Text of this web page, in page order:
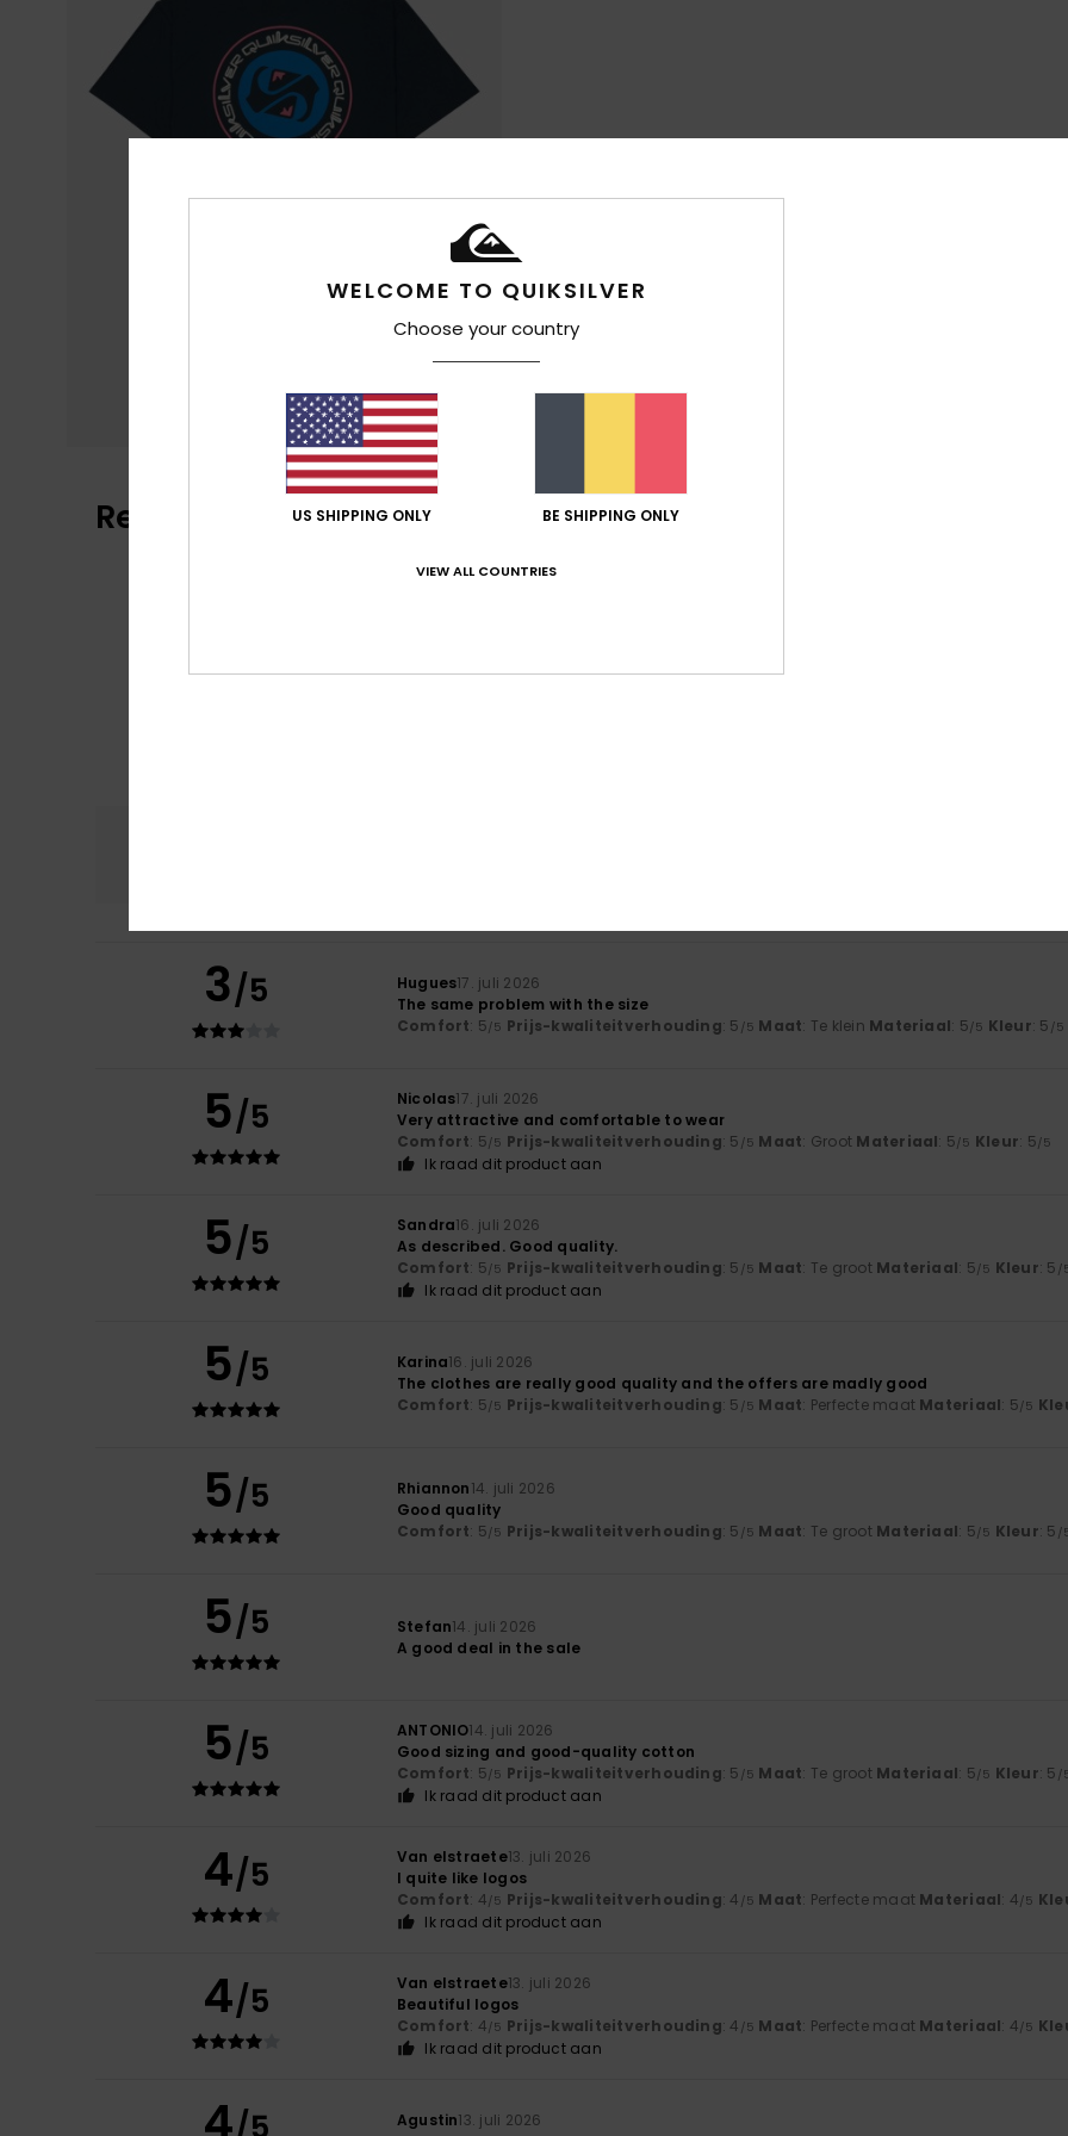
Reviews van klanten
4.7
3/5 Hugues17. juli 2026
The same problem with the size
Comfort: 5/5 Prijs-kwaliteitverhouding: 5 /5 Maat: Te klein Materiaal: 5/5 Kleur: 5 /5
5/5 Nicolas17. juli 2026
Very attractive and comfortable to wear
Comfort: 5/5 Prijs-kwaliteitverhouding: 5 /5 Maat: Groot Materiaal: 5/5 Kleur: 5/5
Ik raad dit product aan
5/5 Sandra16. juli 2026
As described. Good quality.
Comfort: 5/5 Prijs-kwaliteitverhouding: 5 /5 Maat: Te groot Materiaal: 5/5 Kleur: 5 /
Ik raad dit product aan
5/5 Karina16. juli 2026
The clothes are really good quality and the offers are madly good
Comfort: 5/5 Prijs-kwaliteitverhouding: 5 /5 Maat: Perfecte maat Materiaal: 5/5
5/5 Rhiannon14. juli 2026
Good quality
Comfort: 5/5 Prijs-kwaliteitverhouding: 5 /5 Maat: Te groot Materiaal: 5/5 Kleur: 5 /
5/5 Stefan14. juli 2026
A good deal in the sale
5/5 ANTONIO14. juli 2026
Good sizing and good-quality cotton
Comfort: 5/5 Prijs-kwaliteitverhouding: 5 /5 Maat: Te groot Materiaal: 5/5 Kleur: 5 /
Ik raad dit product aan
4/5 Van elstraete13. juli 2026
I quite like logos
Comfort: 4/5 Prijs-kwaliteitverhouding: 4 /5 Maat: Perfecte maat Materiaal: 4/5
Ik raad dit product aan
4/5 Van elstraete13. juli 2026
Beautiful logos
Comfort: 4/5 Prijs-kwaliteitverhouding: 4 /5 Maat: Perfecte maat Materiaal: 4/5
Ik raad dit product aan
4 Agustin13. juli 2026
WELCOME TO QUIKSILVER
Choose your country
US SHIPPING ONLY BE SHIPPING ONLY
VIEW ALL COUNTRIES